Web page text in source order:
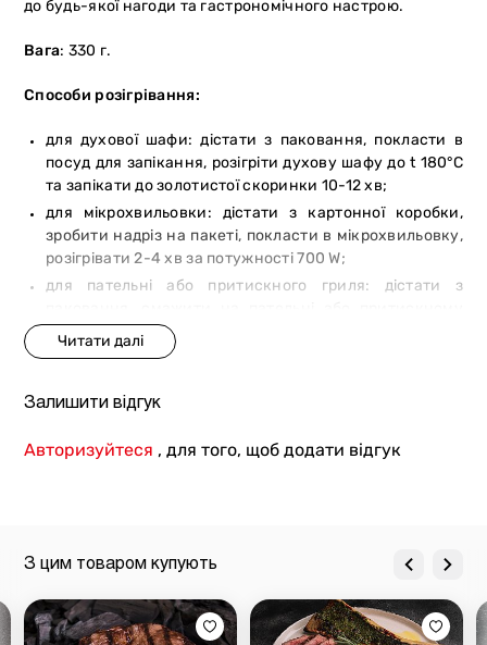
до будь-якої нагоди та гастрономічного настрою.
Вага: 330 г.
Способи розігрівання:
для духової шафи: дістати з паковання, покласти в
посуд для запікання, розігріти духову шафу до t 180°С
та запікати до золотистої скоринки 10-12 хв;
для мікрохвильовки: дістати з картонної коробки,
зробити надріз на пакеті, покласти в мікрохвильовку,
розігрівати 2-4 хв за потужності 700 W;
для пательні або притискного гриля: дістати з
грилі по 4-6 хв з обох боків до повного розігріву та
золотистої скоринки.
Залишити відгук
Авторизуйтеся , для того, щоб додати відгук
З цим товаром купують